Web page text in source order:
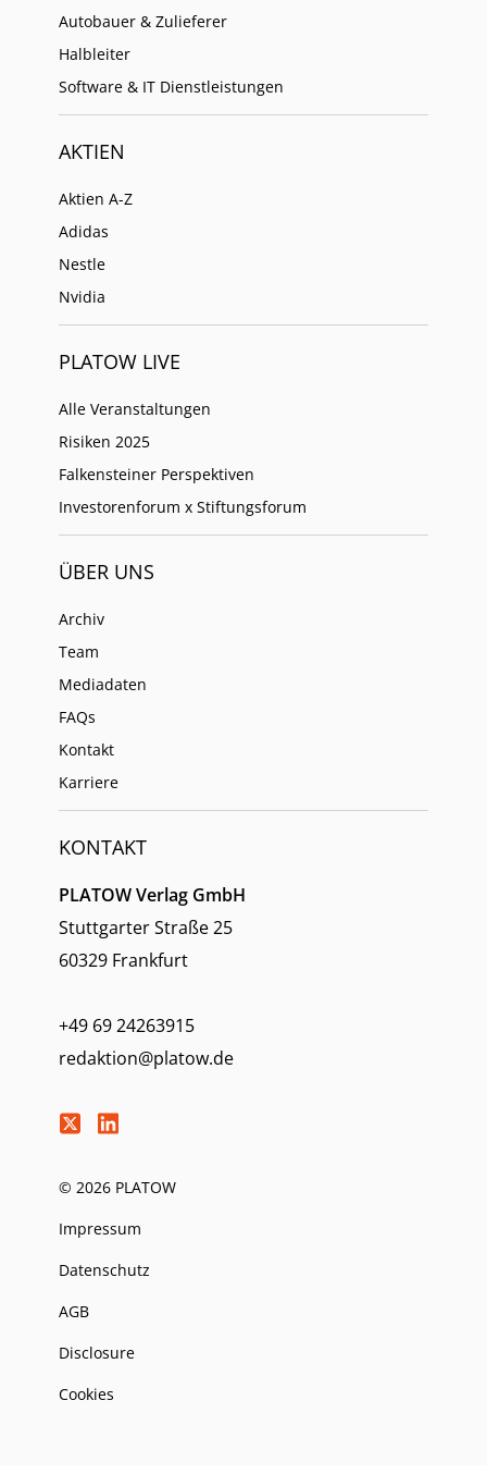
Autobauer & Zulieferer
Halbleiter
Software & IT Dienstleistungen
AKTIEN
Aktien A-Z
Adidas
Nestle
Nvidia
PLATOW LIVE
Alle Veranstaltungen
Risiken 2025
Falkensteiner Perspektiven
Investorenforum x Stiftungsforum
ÜBER UNS
Archiv
Team
Mediadaten
FAQs
Kontakt
Karriere
KONTAKT
PLATOW Verlag GmbH
Stuttgarter Straße 25
60329 Frankfurt
+49 69 24263915
redaktion@platow.de
© 2026 PLATOW
Impressum
Datenschutz
AGB
Disclosure
Cookies